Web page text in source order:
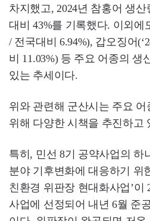
차지했고, 2024년 참홍어 생
대비 43%를 기록했다. 이외에
/ 전국대비 6.94%), 갑오징어
비 11.03%) 등 주요 어종의 생
있는 추세이다.
위와 관련해 군산시는 주요 어
위해 다양한 시책을 추진하고
특히, 민선 8기 공약사업의 하
분야 기후변화에 대응하기 위
친환경 위판장 현대화사업’이
사업에 선정되어 내년 6월 준